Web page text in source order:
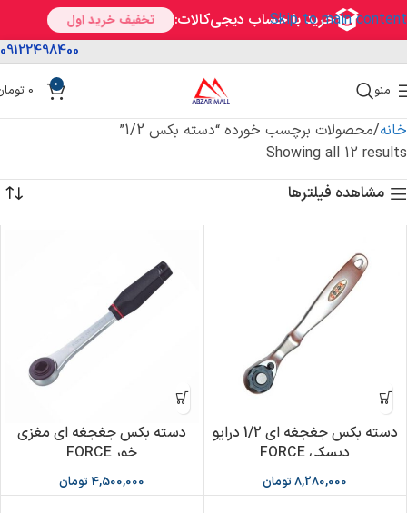
Skip to main content
09122498400
منو 0
0
خانه محصولات برچسب خورده “دسته بکس 1/2”
Showing all 12 results
مشاهده فیلترها
دسته بکس جغجغه ای 1/2 درایو
دیسکی FORCE
8,280,000تومان
دسته بکس جغجغه ای مغزی
خور FORCE
4,500,000 تومان